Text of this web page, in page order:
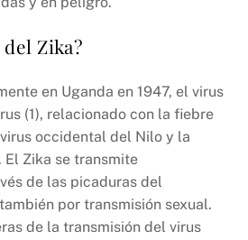
Zika?
en Uganda en 1947, el virus
(1), relacionado con la fiebre
occidental del Nilo y la
Zika se transmite
de las picaduras del
por transmisión sexual.
de la transmisión del virus